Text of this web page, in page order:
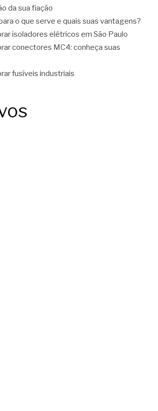
da sua fiação
o que serve e quais suas vantagens?
isoladores elétricos em São Paulo
conectores MC4: conheça suas
fusíveis industriais